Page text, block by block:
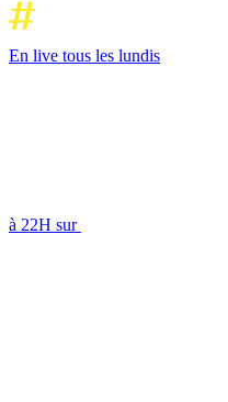
En live tous les lundis
à 22H sur